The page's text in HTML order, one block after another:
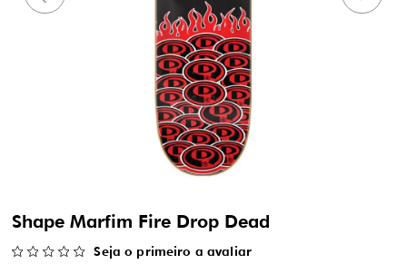
Shape Marfim Fire Drop Dead
Seja o primeiro a avaliar